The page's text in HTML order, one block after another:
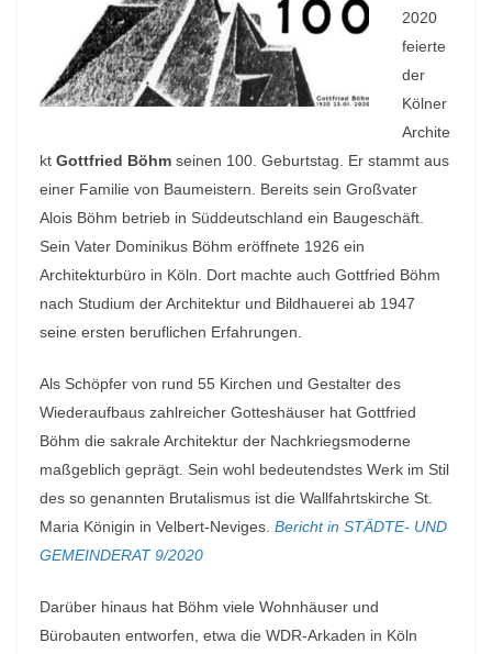
2020
feierte
der
Kölner
Archite
kt Gottfried Böhm seinen 100. Geburtstag. Er stammt aus
einer Familie von Baumeistern. Bereits sein Großvater
Alois Böhm betrieb in Süddeutschland ein Baugeschäft.
Sein Vater Dominikus Böhm eröffnete 1926 ein
Architekturbüro in Köln. Dort machte auch Gottfried Böhm
nach Studium der Architektur und Bildhauerei ab 1947
seine ersten beruflichen Erfahrungen.
Als Schöpfer von rund 55 Kirchen und Gestalter des
Wiederaufbaus zahlreicher Gotteshäuser hat Gottfried
Böhm die sakrale Architektur der Nachkriegsmoderne
maßgeblich geprägt. Sein wohl bedeutendstes Werk im Stil
des so genannten Brutalismus ist die Wallfahrtskirche St.
Maria Königin in Velbert-Neviges. Bericht in STÄDTE- UND
GEMEINDERAT 9/2020
Darüber hinaus hat Böhm viele Wohnhäuser und
Bürobauten entworfen, etwa die WDR-Arkaden in Köln